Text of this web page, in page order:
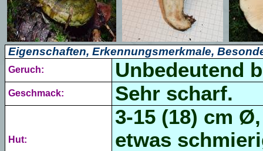
Eigenschaften, Erkennungsmerkmale,
Geruch: Unbedeutend
Geschmack: Sehr scharf.
Hut:
3-15 (18) cm
etwas